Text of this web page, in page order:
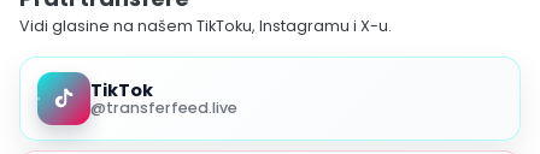
Vidi glasine na našem TikToku, Instagramu i X-u.
TikTok
@transferfeed.live